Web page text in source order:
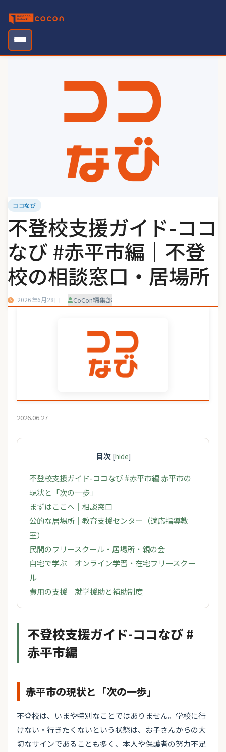
content
ココなび
不登校支援ガイド-ココ
なび #赤平市編｜不登
校の相談窓口・居場所
2026年6月28日 CoCon編集部
2026.06.27
目次 [hide]
不登校支援ガイド-ココなび #赤平市編 赤平市の
現状と「次の一歩」
まずはここへ｜相談窓口
公的な居場所｜教育支援センター（適応指導教
室）
民間のフリースクール・居場所・親の会
自宅で学ぶ｜オンライン学習・在宅フリースクー
ル
費用の支援｜就学援助と補助制度
不登校支援ガイド-ココなび #
赤平市編
赤平市の現状と「次の一歩」
不登校は、いまや特別なことではありません。学校に行
けない・行きたくないという状態は、お子さんからの大
切なサインであることも多く、本人や保護者の努力不足